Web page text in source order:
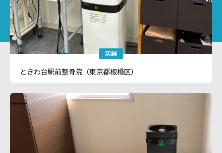
店舗
ときわ台駅前整骨院（東京都板橋区）